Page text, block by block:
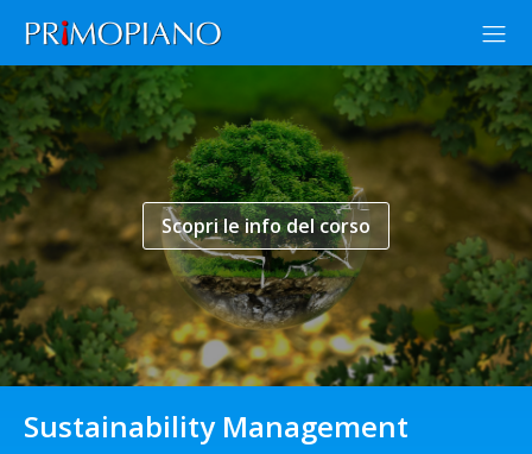
Scopri le info del corso
Sustainability Management